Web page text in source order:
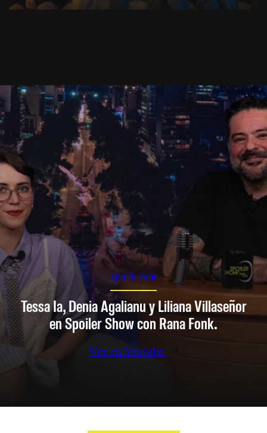
SPOILER SHOW
Tessa Ia, Denia Agalianu y Liliana Villaseñor
en Spoiler Show con Rana Fonk.
Ver en Youtube